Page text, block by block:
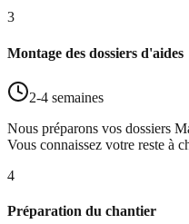
3
Montage des dossiers d'aides
2-4 semaines
Nous préparons vos dossiers
Vous connaissez votre reste à
4
Préparation du chantier